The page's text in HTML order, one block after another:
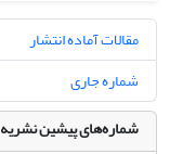
مقالات آماده انتشار
شماره جاری
شماره‌های پیشین نشریه